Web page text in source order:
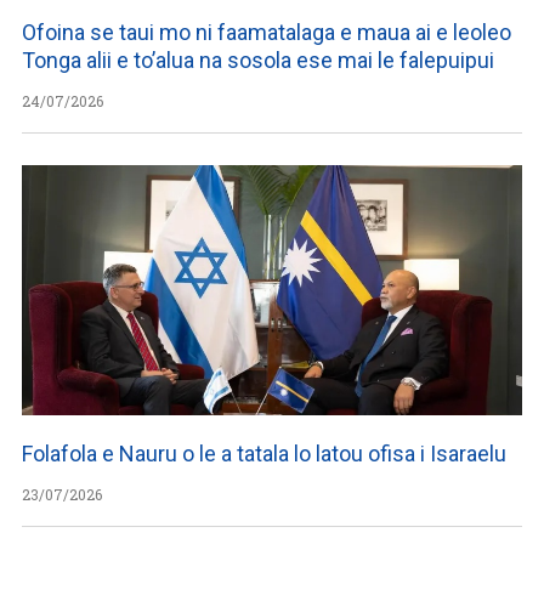
Ofoina se taui mo ni faamatalaga e maua ai e leoleo
Tonga alii e to’alua na sosola ese mai le falepuipui
24/07/2026
Folafola e Nauru o le a tatala lo latou ofisa i Isaraelu
23/07/2026